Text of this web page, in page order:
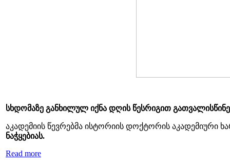
სხდომაზე განხილულ იქნა დღის წესრიგით
აკადემიის წევრებმა ისტორიის დოქტორის აკადემიური
ნაჭყებიას.
Read more